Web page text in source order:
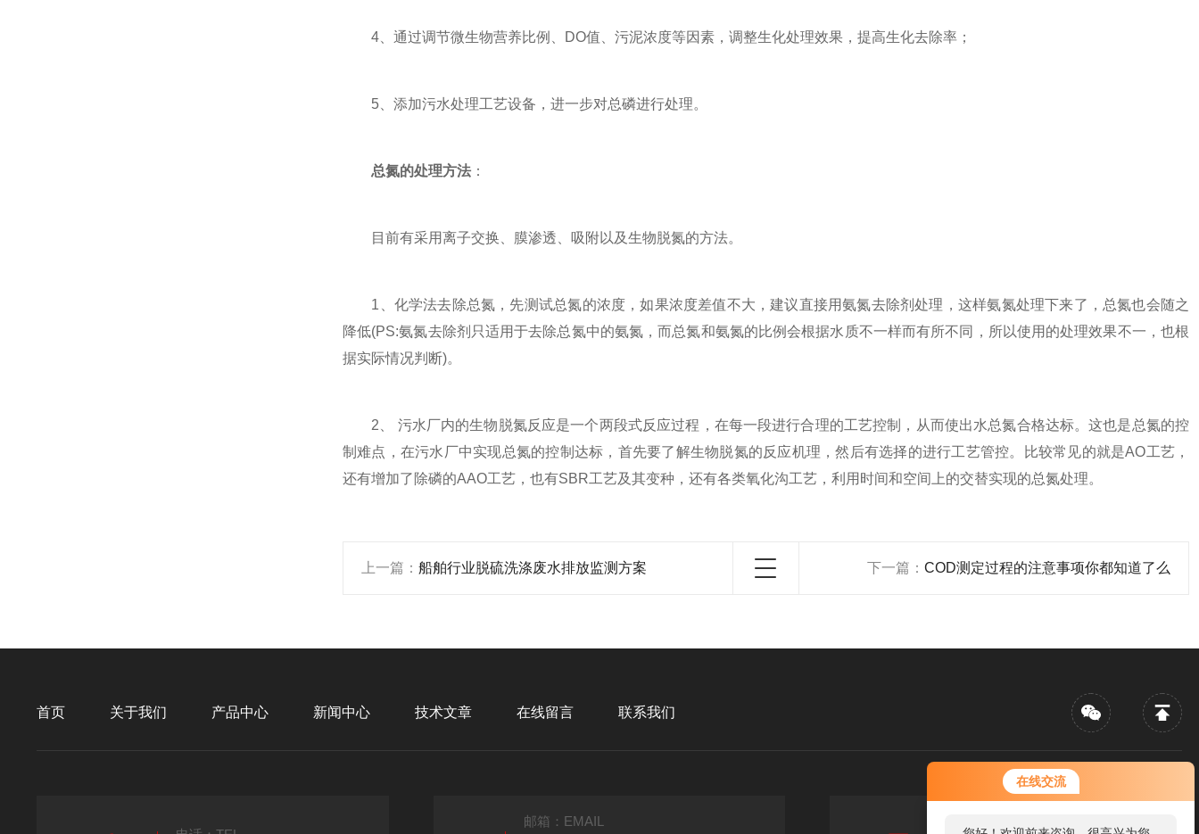
在线交流
4、通过调节微生物营养比例、DO值、污泥浓度等因素，调整生化处理效果，提高生化去除率；
5、添加污水处理工艺设备，进一步对总磷进行处理。
总氮的处理方法 ：
目前有采用离子交换、膜渗透、吸附以及生物脱氮的方法。
1、化学法去除总氮，先测试总氮的浓度，如果浓度差值不大，建议直接用氨氮去除剂处理，这样氨氮处理下来了，总氮也会随之
降低(PS:氨氮去除剂只适用于去除总氮中的氨氮，而总氮和氨氮的比例会根据水质不一样而有所不同，所以使用的处理效果不一，也根
据实际情况判断)。
2、 污水厂内的生物脱氮反应是一个两段式反应过程，在每一段进行合理的工艺控制，从而使出水总氮合格达标。这也是总氮的控
制难点，在污水厂中实现总氮的控制达标，首先要了解生物脱氮的反应机理，然后有选择的进行工艺管控。比较常见的就是AO工艺，
还有增加了除磷的AAO工艺，也有SBR工艺及其变种，还有各类氧化沟工艺，利用时间和空间上的交替实现的总氮处理。
上一篇： 船舶行业脱硫洗涤废水排放监测方案 下一篇： COD测定过程的注意事项你都知道了么
首页 关于我们 产品中心 新闻中心 技术文章 在线留言 联系我们
邮箱：EMAIL